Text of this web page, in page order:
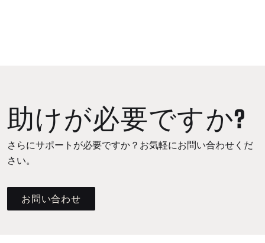
助けが必要ですか?
さらにサポートが必要ですか？お気軽にお問い合わせくだ
さい。
お問い合わせ